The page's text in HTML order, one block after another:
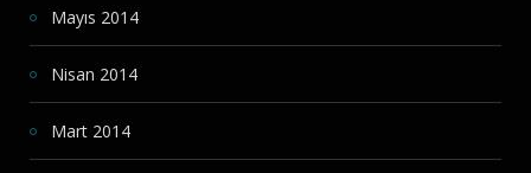
Mayıs 2014
Nisan 2014
Mart 2014